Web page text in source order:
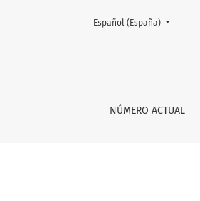
Pauta
NÚMERO ACTUAL
Cambiar el idioma. El actual
Español (España)